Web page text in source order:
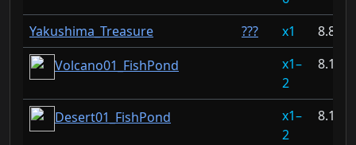
Yakushima_Treasure ??? 1
Volcano01_FishPond
1–
2
Desert01_FishPond
1–
2
8.13%